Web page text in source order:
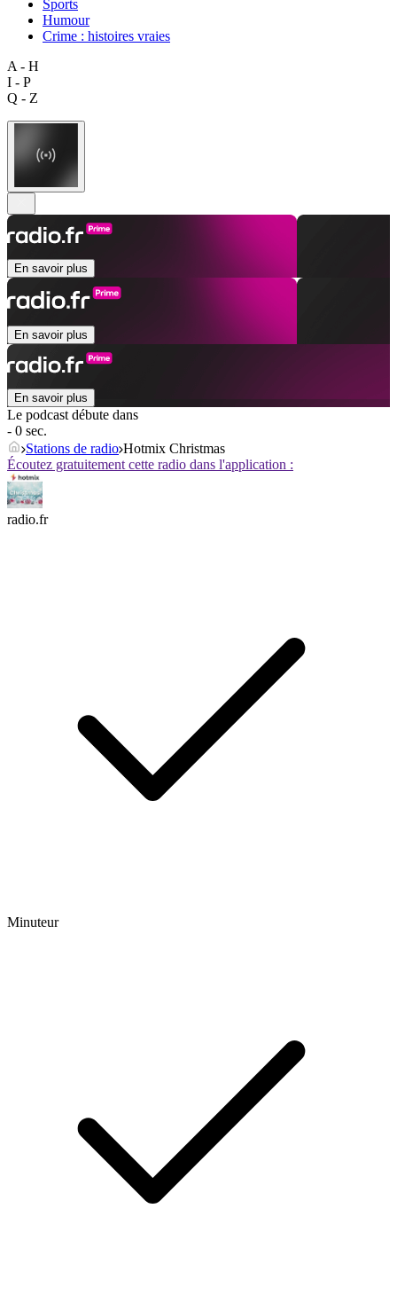
Sports
Humour
Crime : histoires vraies
A - H
I - P
Q - Z
En savoir plus
En savoir plus
En savoir plus
Le podcast débute dans
- 0 sec.
Stations de radio Hotmix Christmas
Écoutez gratuitement cette radio dans l'application :
radio.fr
Minuteur